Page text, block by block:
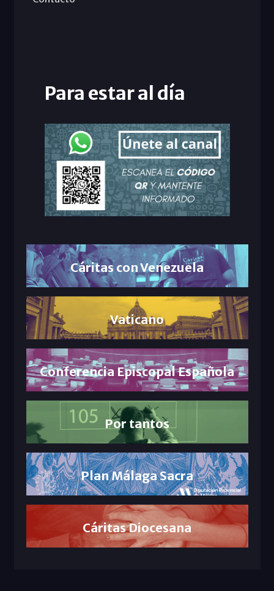
Para estar al día
Cáritas con Venezuela
Vaticano
Conferencia Episcopal Española
Por tantos
Plan Málaga Sacra
Cáritas Diocesana